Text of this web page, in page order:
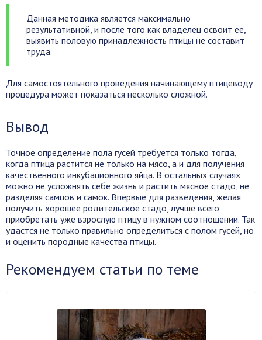
Данная методика является максимально
результативной, и после того как владелец освоит ее,
выявить половую принадлежность птицы не составит
труда.
Для самостоятельного проведения начинающему птицеводу
процедура может показаться несколько сложной.
Вывод
Точное определение пола гусей требуется только тогда,
когда птица растится не только на мясо, а и для получения
качественного инкубационного яйца. В остальных случаях
можно не усложнять себе жизнь и растить мясное стадо, не
разделяя самцов и самок. Впервые для разведения, желая
получить хорошее родительское стадо, лучше всего
приобретать уже взрослую птицу в нужном соотношении. Так
удастся не только правильно определиться с полом гусей, но
и оценить породные качества птицы.
Рекомендуем статьи по теме